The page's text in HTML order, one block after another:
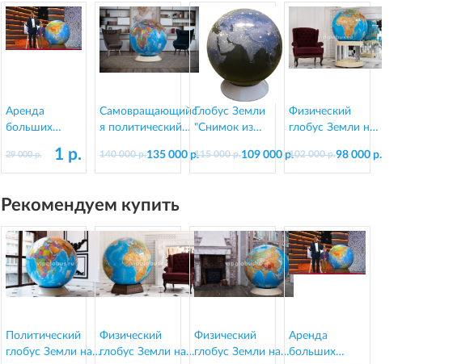
Аренда
больших
глобусов
1 р.
29 000 р.
Самовращающийс
я политический
пластиковой
подставке
135 000 р.
140 000 р.
Глобус Земли
"Снимок из
пластиковой
подставке, d=130
109 000 р.
115 000 р.
Физический
глобус Земли на
стеклопластика,
d=95 см
98 000 р.
102 000 р.
Рекомендуем купить
Политический
глобус Земли на
Физический
глобус Земли на
Физический
глобус Земли на
Аренда
больших